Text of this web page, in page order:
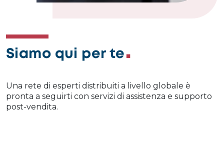
Siamo qui per te
Una rete di esperti distribuiti a livello globale è
pronta a seguirti con servizi di assistenza e supporto
post-vendita.